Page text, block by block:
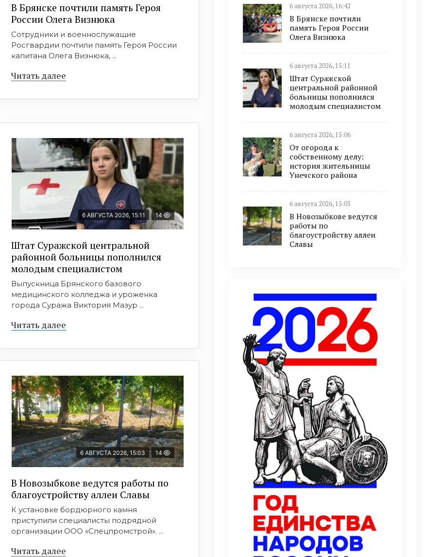
В Брянске почтили память Героя
России Олега Визнюка
Сотрудники и военнослужащие
Росгвардии почтили память Героя России
капитана Олега Визнюка, ...
Читать далее
6 АВГУСТА 2026, 15:11 14
Штат Суражской центральной
районной больницы пополнился
молодым специалистом
Выпускница Брянского базового
медицинского колледжа и уроженка
города Суража Виктория Мазур ...
Читать далее
6 АВГУСТА 2026, 15:03 14
В Новозыбкове ведутся работы по
благоустройству аллеи Славы
К установке бордюрного камня
приступили специалисты подрядной
организации ООО «Спецпромстрой». ...
Читать далее
6 августа 2026, 16:42
В Брянске почтили
память Героя России
Олега Визнюка
6 августа 2026, 15:11
Штат Суражской
центральной районной
больницы пополнился
молодым специалистом
6 августа 2026, 15:06
От огорода к
собственному делу:
история жительницы
Унечского района
6 августа 2026, 15:03
В Новозыбкове ведутся
работы по
благоустройству аллеи
Славы